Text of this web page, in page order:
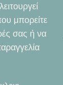
μπορείτε
σας ή να